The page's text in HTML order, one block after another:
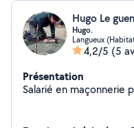
Hugo Le guen
Hugo.
Langueux
4,2/5 (5
Présentation
Salarié en maçonnerie